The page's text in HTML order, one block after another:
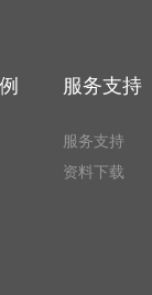
服务支持
服务支持
资料下载